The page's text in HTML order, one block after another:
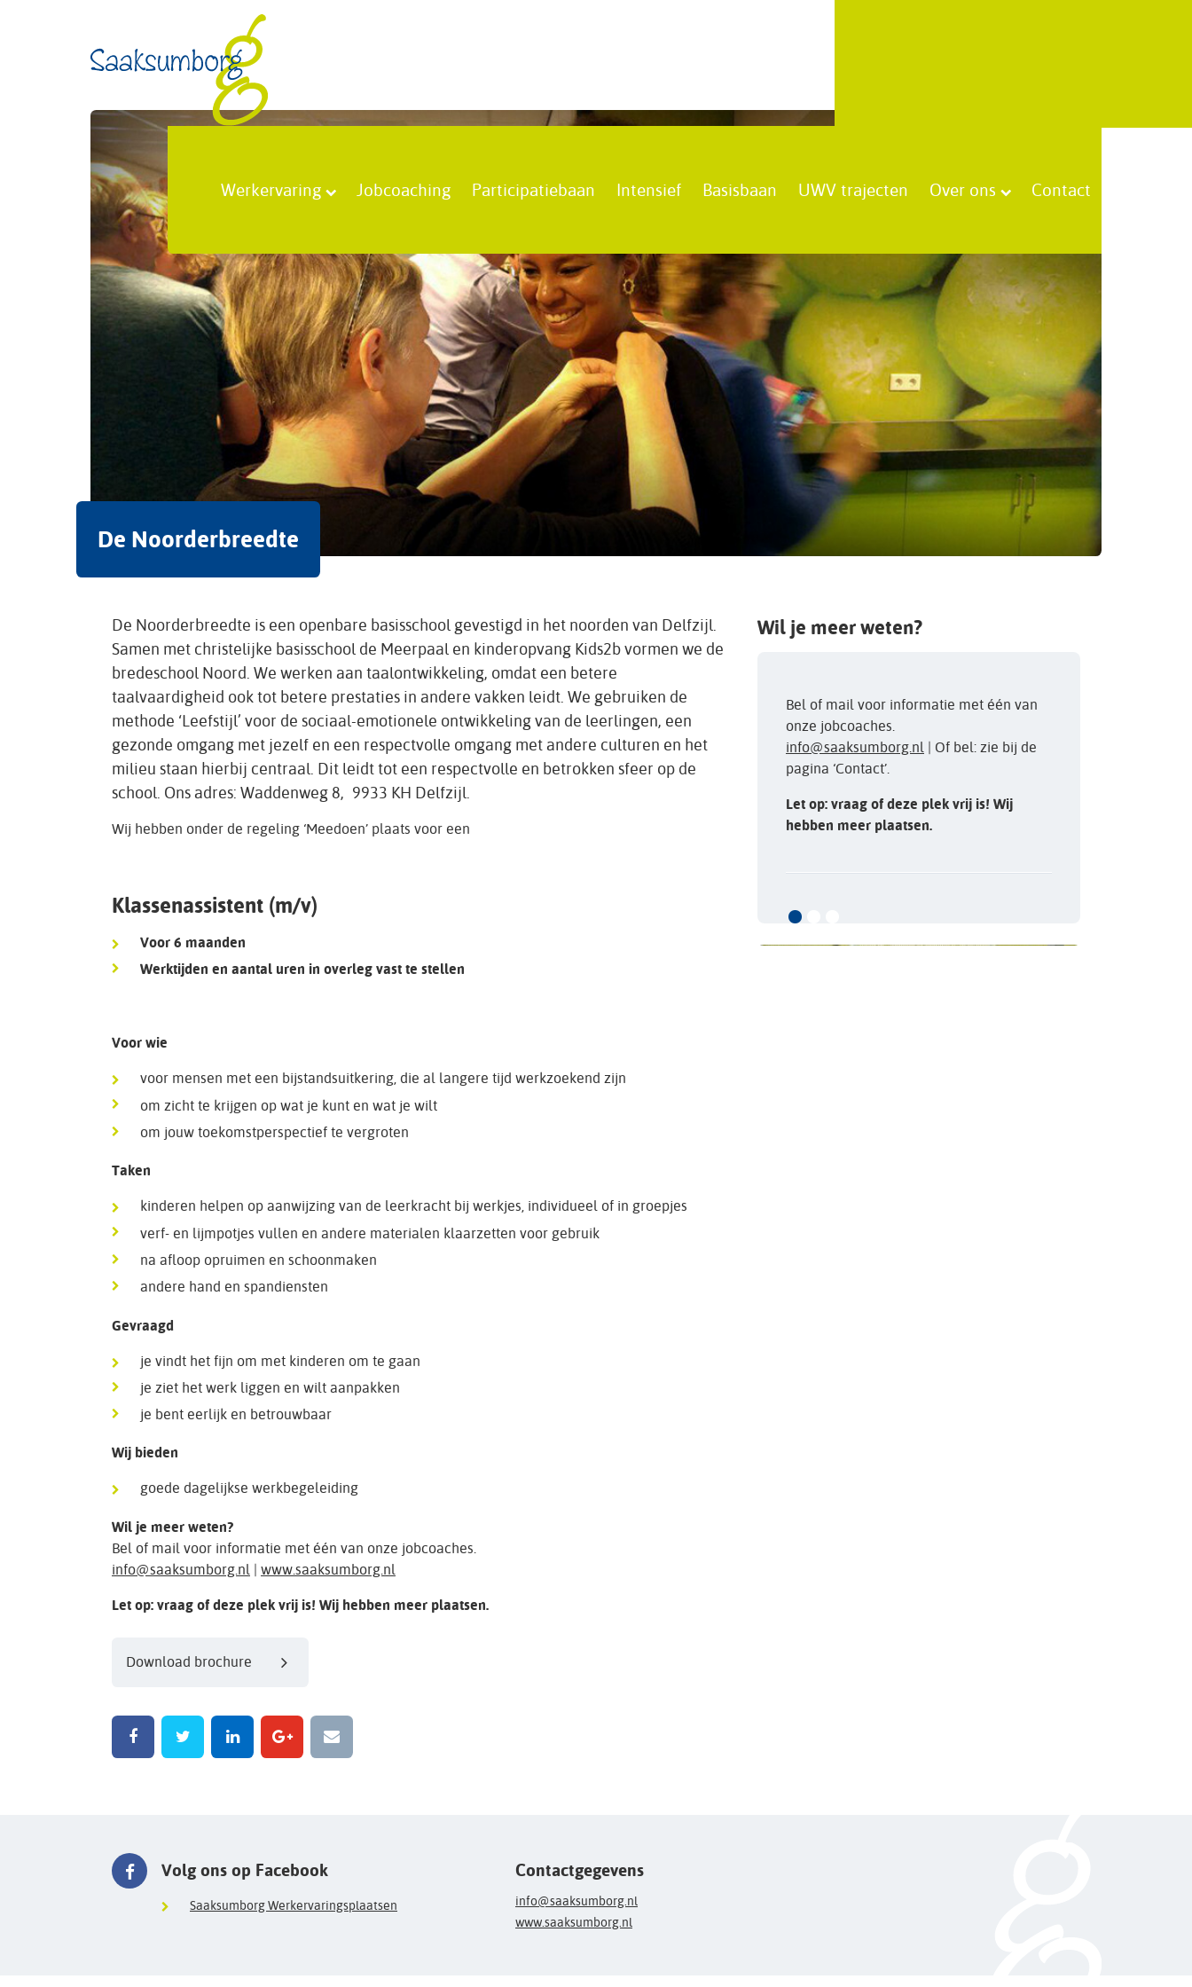
Werkervaring Jobcoaching Participatiebaan Intensief Basisbaan UWV trajecten Over ons Contact
De Noorderbreedte
De Noorderbreedte is een openbare basisschool gevestigd in het noorden van Delfzijl.
Samen met christelijke basisschool de Meerpaal en kinderopvang Kids2b vormen we de
bredeschool Noord. We werken aan taalontwikkeling, omdat een betere
taalvaardigheid ook tot betere prestaties in andere vakken leidt. We gebruiken de
methode ‘Leefstijl’ voor de sociaal-emotionele ontwikkeling van de leerlingen, een
gezonde omgang met jezelf en een respectvolle omgang met andere culturen en het
milieu staan hierbij centraal. Dit leidt tot een respectvolle en betrokken sfeer op de
school. Ons adres: Waddenweg 8, 9933 KH Delfzijl.
Wij hebben onder de regeling ‘Meedoen’ plaats voor een
Klassenassistent (m/v)
Voor 6 maanden
Werktijden en aantal uren in overleg vast te stellen
Voor wie
voor mensen met een bijstandsuitkering, die al langere tijd werkzoekend zijn
om zicht te krijgen op wat je kunt en wat je wilt
om jouw toekomstperspectief te vergroten
Taken
kinderen helpen op aanwijzing van de leerkracht bij werkjes, individueel of in groepjes
verf- en lijmpotjes vullen en andere materialen klaarzetten voor gebruik
na afloop opruimen en schoonmaken
andere hand en spandiensten
Gevraagd
je vindt het fijn om met kinderen om te gaan
je ziet het werk liggen en wilt aanpakken
je bent eerlijk en betrouwbaar
Wij bieden
goede dagelijkse werkbegeleiding
Wil je meer weten?
Bel of mail voor informatie met één van onze jobcoaches.
info@saaksumborg.nl | www.saaksumborg.nl
Let op: vraag of deze plek vrij is! Wij hebben meer plaatsen.
Download brochure
Wil je meer weten?
Bel of mail voor informatie met één van
onze jobcoaches.
info@saaksumborg.nl | Of bel: zie bij de
pagina ‘Contact’.
Let op: vraag of deze plek vrij is! Wij
hebben meer plaatsen.
Volg ons op Facebook
Saaksumborg Werkervaringsplaatsen
Contactgegevens
info@saaksumborg.nl
www.saaksumborg.nl